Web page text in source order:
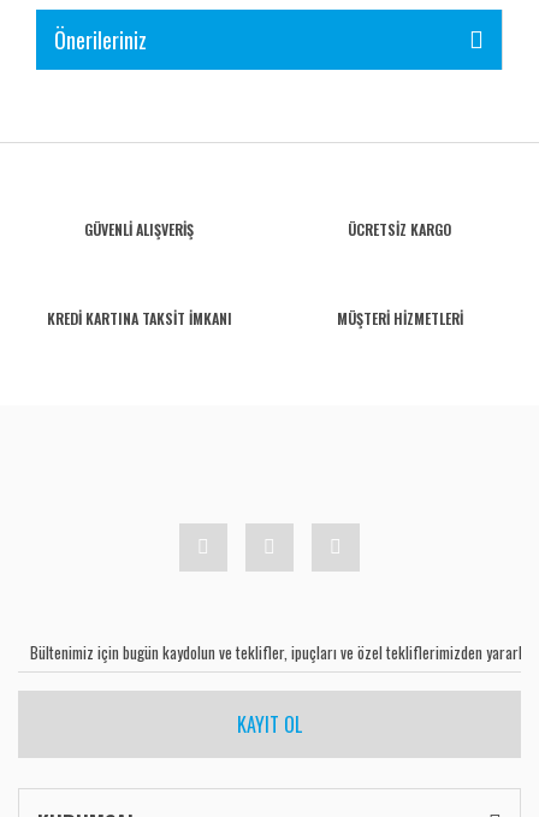
Önerileriniz
GÜVENLİ ALIŞVERİŞ ÜCRETSİZ KARGO
KREDİ KARTINA TAKSİT İMKANI MÜŞTERİ HİZMETLERİ
KAYIT OL